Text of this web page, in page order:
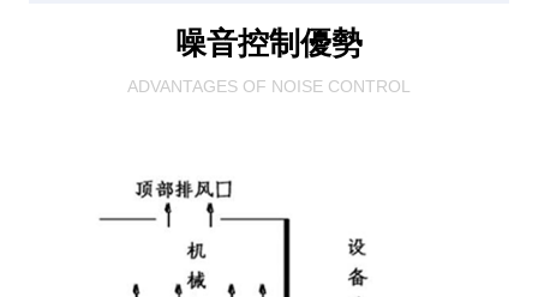
噪音控制優勢
ADVANTAGES OF NOISE CONTROL